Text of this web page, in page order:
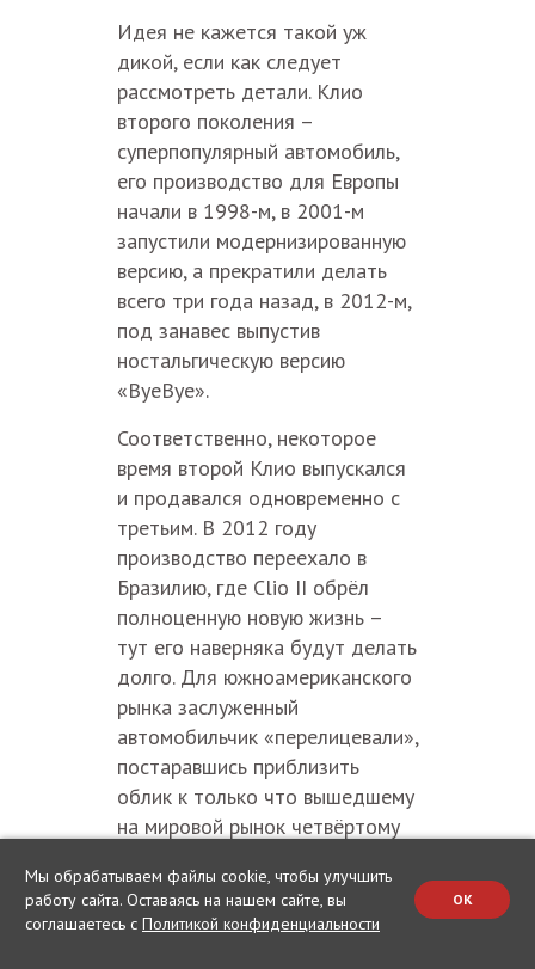
Идея не кажется такой уж
дикой, если как следует
рассмотреть детали. Клио
второго поколения –
суперпопулярный автомобиль,
его производство для Европы
начали в 1998-м, в 2001-м
запустили модернизированную
версию, а прекратили делать
всего три года назад, в 2012-м,
под занавес выпустив
ностальгическую версию
«ByeBye».
Соответственно, некоторое
время второй Клио выпускался
и продавался одновременно с
третьим. В 2012 году
производство переехало в
Бразилию, где Clio II обрёл
полноценную новую жизнь –
тут его наверняка будут делать
долго. Для южноамериканского
рынка заслуженный
автомобильчик «перелицевали»,
постаравшись приблизить
облик к только что вышедшему
на мировой рынок четвёртому
выявляется, если взглянуть на
платформу Clio II.
Мы обрабатываем файлы cookie, чтобы улучшить
работу сайта. Оставаясь на нашем сайте, вы
соглашаетесь с Политикой конфиденциальности
OK